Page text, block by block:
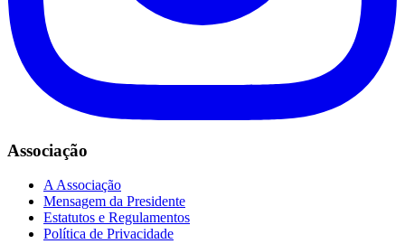
Associação
A Associação
Mensagem da Presidente
Estatutos e Regulamentos
Política de Privacidade